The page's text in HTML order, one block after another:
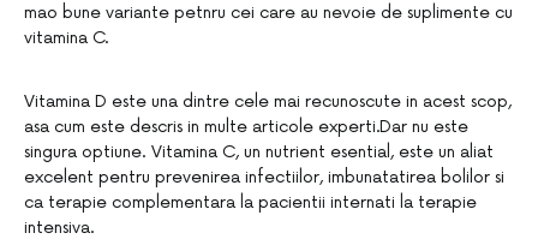
mao bune variante petnru cei care au nevoie de suplimente cu
vitamina C.
Vitamina D este una dintre cele mai recunoscute in acest scop,
asa cum este descris in multe articole experti.Dar nu este
singura optiune. Vitamina C, un nutrient esential, este un aliat
excelent pentru prevenirea infectiilor, imbunatatirea bolilor si
ca terapie complementara la pacientii internati la terapie
intensiva.